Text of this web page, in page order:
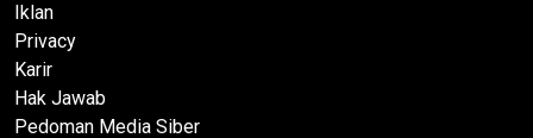
Iklan
Privacy
Karir
Hak Jawab
Pedoman Media Siber